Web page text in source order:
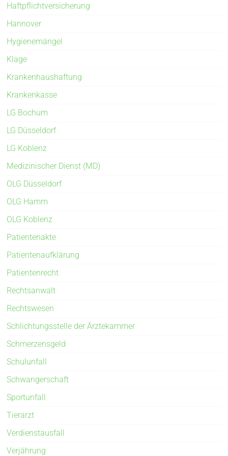
Haftpflichtversicherung
Hannover
Hygienemängel
Klage
Krankenhaushaftung
Krankenkasse
LG Bochum
LG Düsseldorf
LG Koblenz
Medizinischer Dienst (MD)
OLG Düsseldorf
OLG Hamm
OLG Koblenz
Patientenakte
Patientenaufklärung
Patientenrecht
Rechtsanwalt
Rechtswesen
Schlichtungsstelle der Ärztekammer
Schmerzensgeld
Schulunfall
Schwangerschaft
Sportunfall
Tierarzt
Verdienstausfall
Verjährung